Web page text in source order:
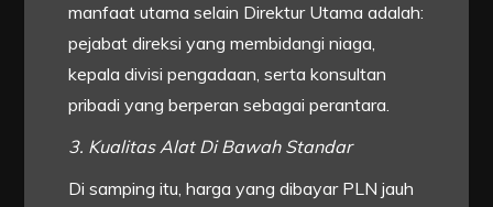
manfaat utama selain Direktur Utama adalah:
pejabat direksi yang membidangi niaga,
kepala divisi pengadaan, serta konsultan
pribadi yang berperan sebagai perantara.
3. Kualitas Alat Di Bawah Standar
Di samping itu, harga yang dibayar PLN jauh